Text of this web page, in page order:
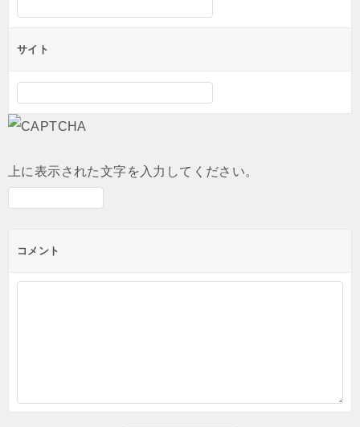
サイト
上に表示された文字を入力してください。
コメント